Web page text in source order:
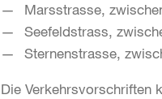
Marsstrasse,
Seefeldstrass,
Sternenstrasse,
Die Verkehrsvorschriften